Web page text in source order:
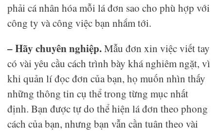
phải cá nhân hóa mỗi lá đơn sao cho phù hợp với
công ty và công việc bạn nhắm tới.
– Hãy chuyên nghiệp.Mẫu đơn xin việc viết tay
có vài yêu cầu cách trình bày khá nghiêm ngặt, vì
khi quản lí đọc đơn của bạn, họ muốn nhìn thấy
những thông tin cụ thể trong từng mục nhất
định. Bạn được tự do thể hiện lá đơn theo phong
cách của bạn, nhưng bạn vẫn cần tuân theo vài